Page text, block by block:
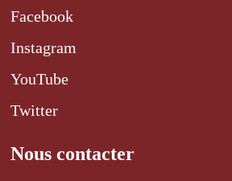
Facebook
Instagram
YouTube
Twitter
Nous contacter